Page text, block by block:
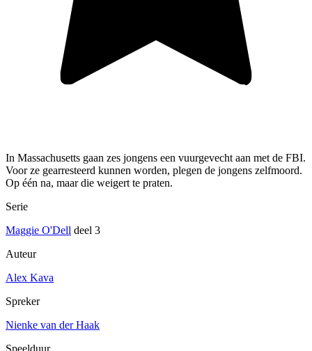
In Massachusetts gaan zes jongens een vuurgevecht aan met de FBI.
Voor ze gearresteerd kunnen worden, plegen de jongens zelfmoord.
Op één na, maar die weigert te praten.
Serie
Maggie O'Dell deel 3
Auteur
Alex Kava
Spreker
Nienke van der Haak
Speelduur